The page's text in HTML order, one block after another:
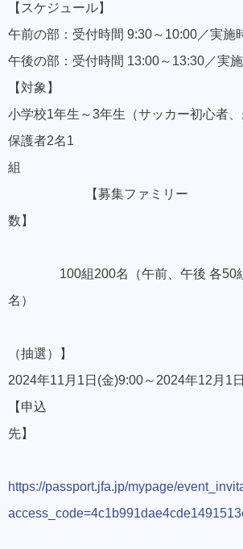
【スケジュール】
午前の部：受付時間 9:30～10:00／実施
午後の部：受付時間 13:00～13:30／実
【対象】
小学校1年生～3年生（サッカー初心者
保護者2名1
【募集ファミリー
数
100組200名（午前、午後 各50
名
【募集
（抽選）】
2024年11月1日(金)9:00～2024年12月1
【申込
先
https://passport.jfa.jp/mypage/